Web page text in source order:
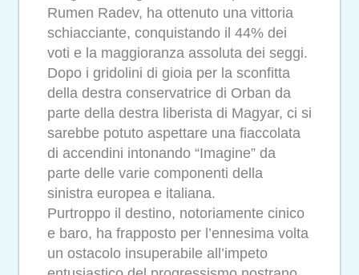
Rumen Radev, ha ottenuto una vittoria
schiacciante, conquistando il 44% dei
voti e la maggioranza assoluta dei seggi.
Dopo i gridolini di gioia per la sconfitta
della destra conservatrice di Orban da
parte della destra liberista di Magyar, ci si
sarebbe potuto aspettare una fiaccolata
di accendini intonando “Imagine” da
parte delle varie componenti della
sinistra europea e italiana.
Purtroppo il destino, notoriamente cinico
e baro, ha frapposto per l’ennesima volta
un ostacolo insuperabile all’impeto